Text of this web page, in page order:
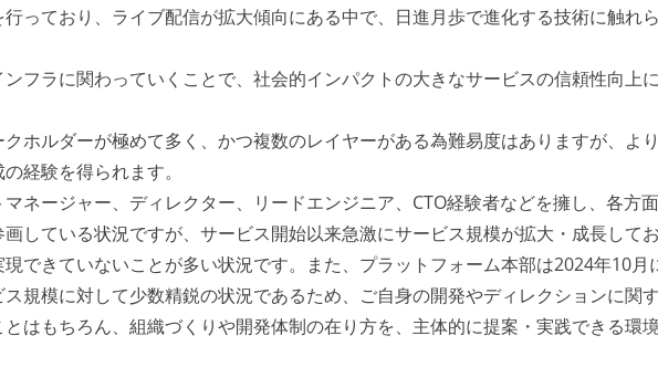
っており、ライブ配信が拡大傾向にある中で、日進月歩で進化する技術に触れ
ンフラに関わっていくことで、社会的インパクトの大きなサービスの信頼性向上
クホルダーが極めて多く、かつ複数のレイヤーがある為難易度はありますが、よ
経験を得られます。
マネージャー、ディレクター、リードエンジニア、CTO経験者などを擁し、各方
している状況ですが、サービス開始以来急激にサービス規模が拡大・成長して
できていないことが多い状況です。また、プラットフォーム本部は2024年10月
規模に対して少数精鋭の状況であるため、ご自身の開発やディレクションに関
はもちろん、組織づくりや開発体制の在り方を、主体的に提案・実践できる環